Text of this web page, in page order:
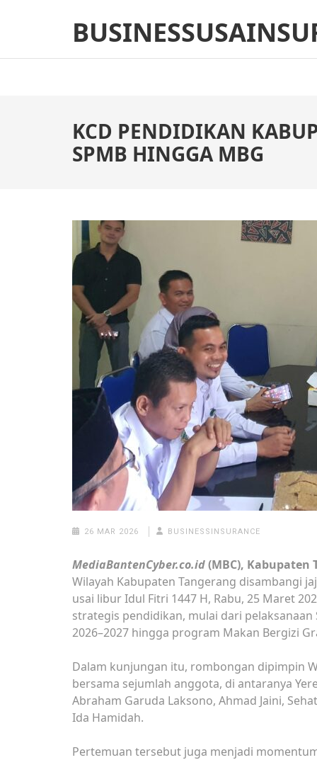
(Press
KCD PENDIDIKAN
SPMB HINGGA MBG
26 MAR 2026 BUSINESSINSURANCE
MediaBantenCyber.co.id(MBC), Kabupaten
Wilayah Kabupaten Tangerang disambangi
usai libur Idul Fitri 1447 H, Rabu, 25 Maret
strategis pendidikan, mulai dari
2026–2027 hingga program Makan Bergizi
Dalam kunjungan itu, rombongan dipimpin
bersama sejumlah anggota, di antaranya
Abraham Garuda Laksono, Ahmad Jaini,
Ida Hamidah.
Pertemuan tersebut juga menjadi